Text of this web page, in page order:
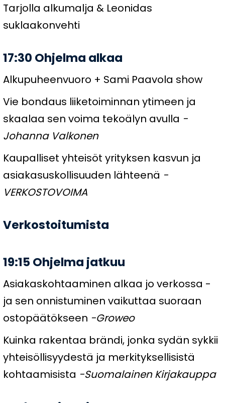
Tarjolla alkumalja & Leonidas
suklaakonvehti
17:30 Ohjelma alkaa
Alkupuheenvuoro + Sami Paavola show
Vie bondaus liiketoiminnan ytimeen ja
skaalaa sen voima tekoälyn avulla -
Johanna Valkonen
Kaupalliset yhteisöt yrityksen kasvun ja
asiakasuskollisuuden lähteenä -
VERKOSTOVOIMA
Verkostoitumista
19:15 Ohjelma jatkuu
Asiakaskohtaaminen alkaa jo verkossa -
ja sen onnistuminen vaikuttaa suoraan
ostopäätökseen -Groweo
Kuinka rakentaa brändi, jonka sydän sykkii
yhteisöllisyydestä ja merkityksellisistä
kohtaamisista -Suomalainen Kirjakauppa